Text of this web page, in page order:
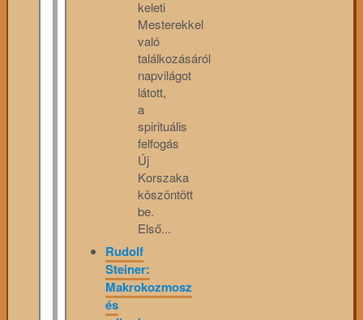
keleti
Mesterekkel
való
találkozásáról
napvilágot
látott,
a
spirituális
felfogás
Új
Korszaka
köszöntött
be.
Első...
Rudolf
Steiner:
Makrokozmosz
és